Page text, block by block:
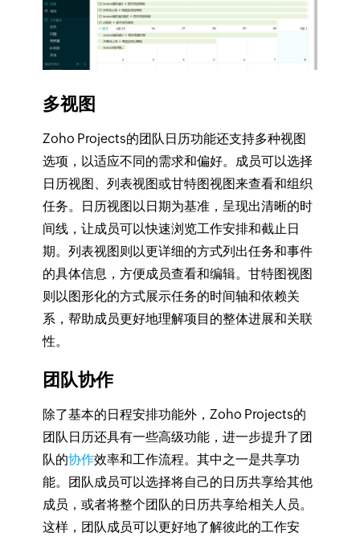
多视图
Zoho Projects的团队日历功能还支持多种视图
选项，以适应不同的需求和偏好。成员可以选择
日历视图、列表视图或甘特图视图来查看和组织
任务。日历视图以日期为基准，呈现出清晰的时
间线，让成员可以快速浏览工作安排和截止日
期。列表视图则以更详细的方式列出任务和事件
的具体信息，方便成员查看和编辑。甘特图视图
则以图形化的方式展示任务的时间轴和依赖关
系，帮助成员更好地理解项目的整体进展和关联
性。
团队协作
除了基本的日程安排功能外，Zoho Projects的
团队日历还具有一些高级功能，进一步提升了团
队的协作效率和工作流程。其中之一是共享功
能。团队成员可以选择将自己的日历共享给其他
成员，或者将整个团队的日历共享给相关人员。
这样，团队成员可以更好地了解彼此的工作安